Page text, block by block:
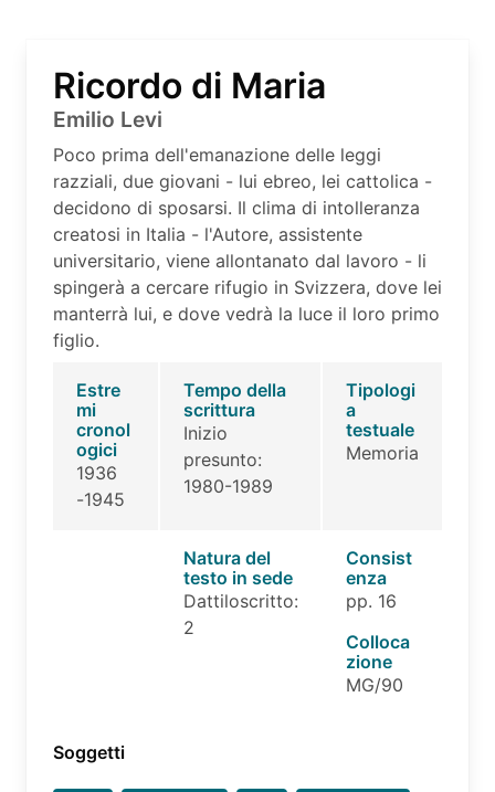
Ricordo di Maria
Emilio Levi
Poco prima dell'emanazione delle leggi
razziali, due giovani - lui ebreo, lei cattolica -
decidono di sposarsi. Il clima di intolleranza
creatosi in Italia - l'Autore, assistente
universitario, viene allontanato dal lavoro - li
spingerà a cercare rifugio in Svizzera, dove lei
manterrà lui, e dove vedrà la luce il loro primo
figlio.
Estre
mi
cronol
ogici
1936
-1945
Tempo della
scrittura
Inizio
presunto:
1980-1989
Tipologi
a
testuale
Memoria
Natura del
testo in sede
Dattiloscritto:
2
Consist
enza
pp. 16
Colloca
zione
MG/90
Soggetti